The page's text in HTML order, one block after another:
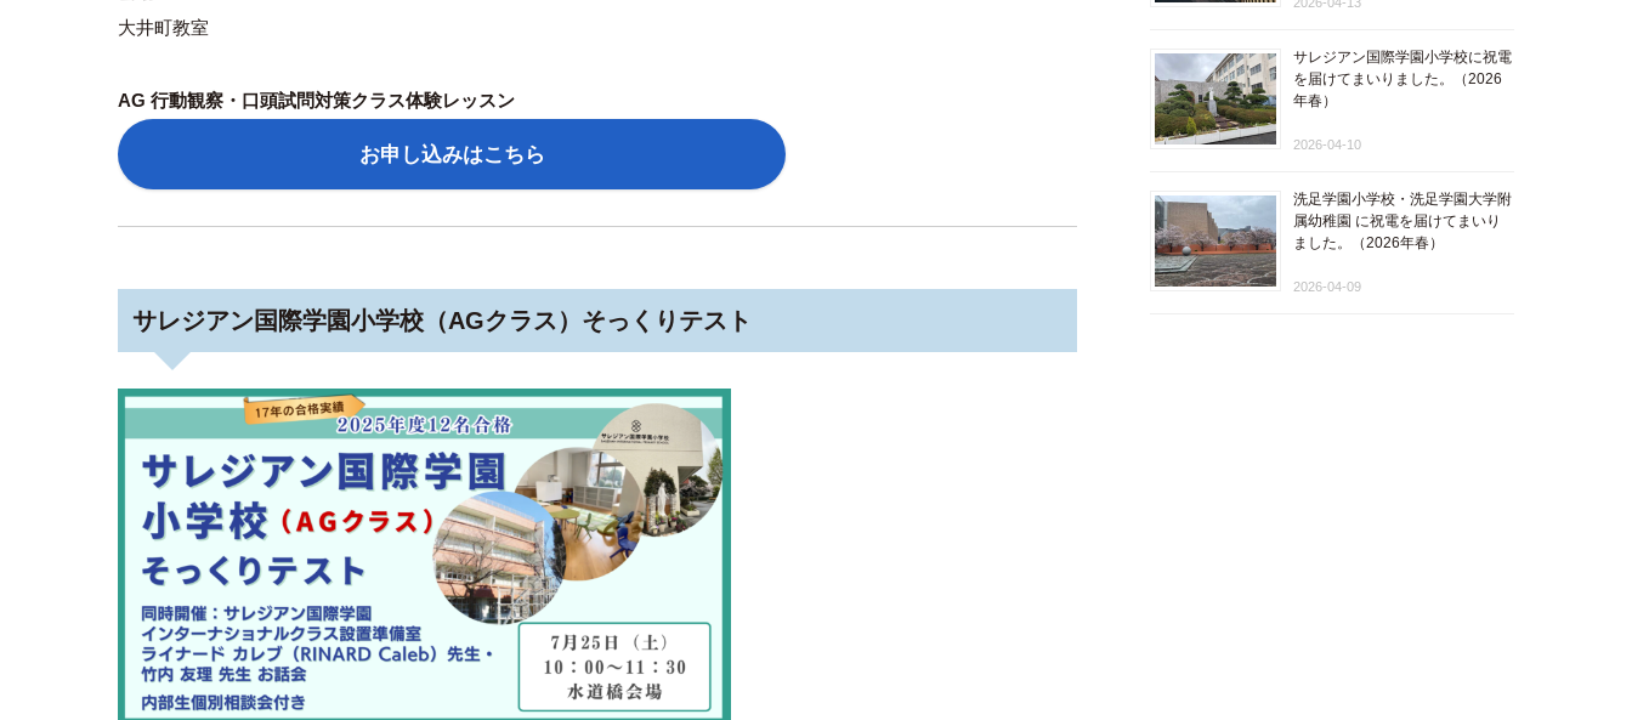
大井町教室
AG 行動観察・口頭試問対策クラス体験レッスン
お申し込みはこちら
サレジアン国際学園小学校（AGクラス）そっくりテスト
サレジアン国際学園小学校に祝電
を届けてまいりました。（2026
年春）
2026-04-10
洗足学園小学校・洗足学園大学附
属幼稚園 に祝電を届けてまいり
ました。（2026年春）
2026-04-09